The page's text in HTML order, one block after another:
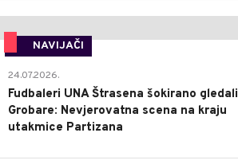
NAVIJAČI
24.07.2026.
Fudbaleri UNA Štrasena šokirano gledali
Grobare: Nevjerovatna scena na kraju
utakmice Partizana